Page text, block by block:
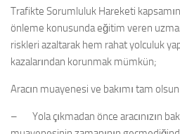
Trafikte Sorumluluk Hareketi
önleme konusunda eğitim veren
riskleri azaltarak hem rahat yolculuk
kazalarından korunmak mümkün;
Aracın muayenesi ve bakımı tam olsun
– Yola çıkmadan önce aracınızın